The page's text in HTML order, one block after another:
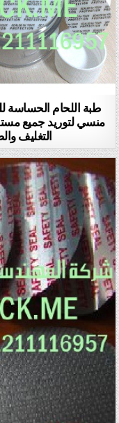
طبة اللحام الحساسة
منسي لتوريد جميع
التغليف